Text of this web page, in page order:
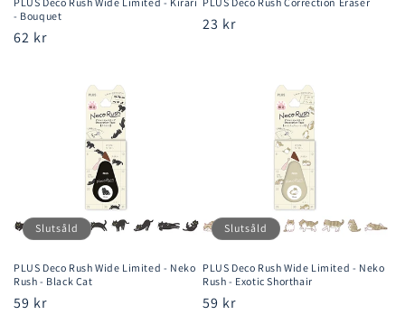
- Bouquet
Ordinarie
62 kr
Ordinarie
23 kr
Slutsåld
PLUS Deco Rush Wide Limited - Neko
Rush - Black Cat
Ordinarie
59 kr
Slutsåld
PLUS Deco Rush Wide Limited - Neko
Rush - Exotic Shorthair
Ordinarie
59 kr